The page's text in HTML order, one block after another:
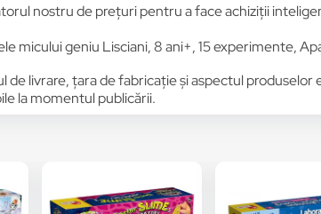
nostru de prețuri pentru a face achiziții
micului geniu Lisciani, 8 ani+, 15 experimente,
livrare, țara de fabricație și aspectul
la momentul publicării.